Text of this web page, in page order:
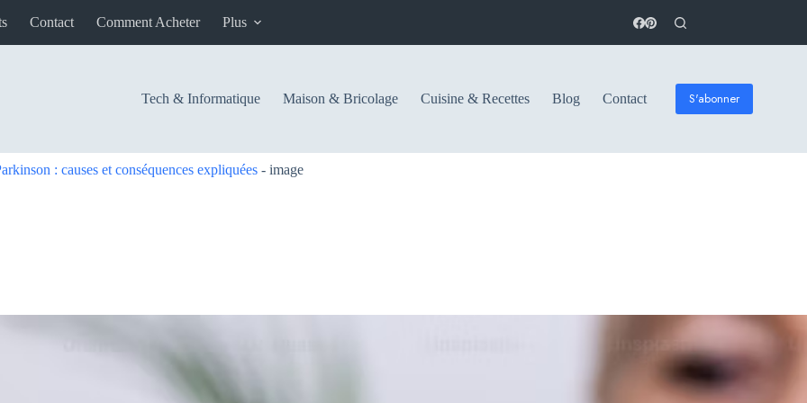
Contact Comment Acheter Plus
Tech & Informatique Maison & Bricolage Cuisine & Recettes Blog Contact S'abonner
: causes et conséquences expliquées - image